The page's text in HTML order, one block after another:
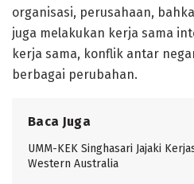
organisasi, perusahaan,
juga melakukan kerja sama
kerja sama, konflik antar
berbagai perubahan.
Baca Juga
UMM-KEK Singhasari Jajaki
Western Australia